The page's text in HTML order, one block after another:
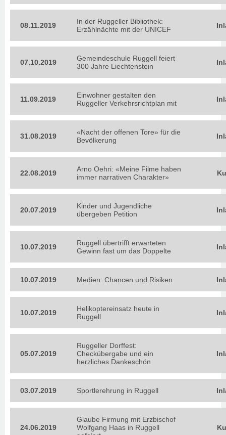
08.11.2019
In der Ruggeller Bibliothek:
Erzählnächte mit der UNICEF
07.10.2019
Gemeindeschule Ruggell feiert
300 Jahre Liechtenstein
11.09.2019
Einwohner gestalten den
Ruggeller Verkehrsrichtplan mit
31.08.2019
«Nacht der offenen Tore» für die
Bevölkerung
22.08.2019
Arno Oehri: «Meine Filme haben
immer narrativen Charakter»
20.07.2019
Kinder und Jugendliche
übergeben Petition
10.07.2019
Ruggell übertrifft erwarteten
Gewinn fast um das Doppelte
10.07.2019 Medien: Chancen und Risiken
10.07.2019
Helikoptereinsatz heute in
Ruggell
05.07.2019
Ruggeller Dorffest:
Checkübergabe und ein
herzliches Dankeschön
03.07.2019 Sportlerehrung in Ruggell
24.06.2019
Glaube Firmung mit Erzbischof
Wolfgang Haas in Ruggell